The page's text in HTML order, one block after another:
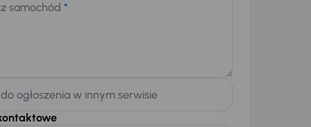
samochód *
ogłoszenia w innym serwisie